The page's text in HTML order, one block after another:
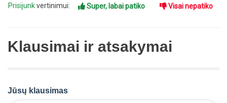
Prisijunkvertinimui: Super, labai patiko Visai nepatiko
Klausimai ir atsakymai
Jūsų klausimas